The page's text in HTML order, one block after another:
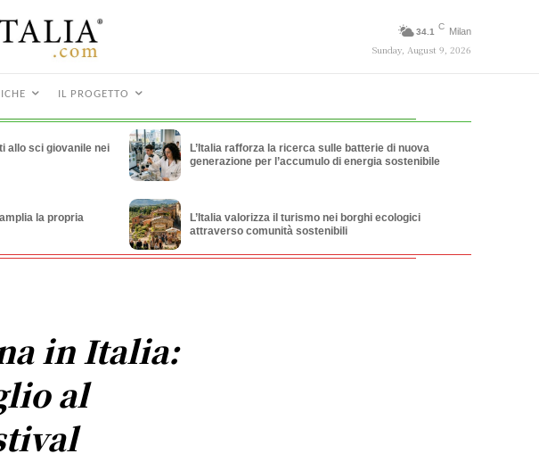
34.1
C Milan
Sunday, August 9, 2026
IL PROGETTO
allo sci giovanile nei
L’Italia rafforza la ricerca sulle batterie di nuova
generazione per l’accumulo di energia sostenibile
la propria
L’Italia valorizza il turismo nei borghi ecologici
attraverso comunità sostenibili
in Italia:
al